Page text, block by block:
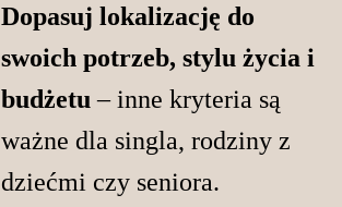
Dopasuj lokalizację do
swoich potrzeb, stylu życia i
budżetu – inne kryteria są
ważne dla singla, rodziny z
dziećmi czy seniora.